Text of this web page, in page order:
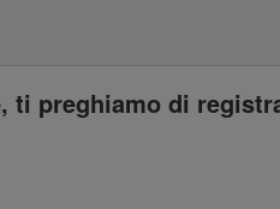
ti preghiamo di